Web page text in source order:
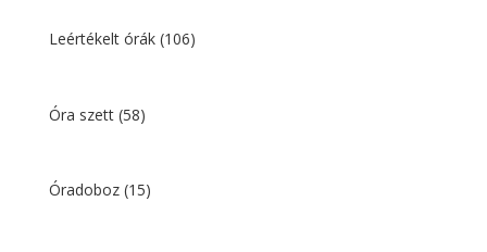
Leértékelt órák (106)
Óra szett (58)
Óradoboz (15)